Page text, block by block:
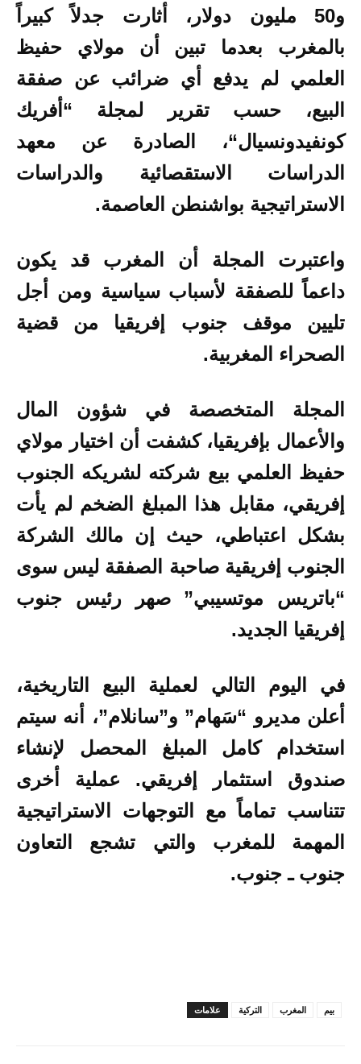
و50 مليون دولار، أثارت جدلاً كبيراً
بالمغرب بعدما تبين أن مولاي حفيظ
العلمي لم يدفع أي ضرائب عن صفقة
البيع، حسب تقرير لمجلة “أفريك
كونفيدونسيال“، الصادرة عن معهد
الدراسات الاستقصائية والدراسات
الاستراتيجية بواشنطن العاصمة.
واعتبرت المجلة أن المغرب قد يكون
داعماً للصفقة لأسباب سياسية ومن أجل
تليين موقف جنوب إفريقيا من قضية
الصحراء المغربية.
المجلة المتخصصة في شؤون المال
والأعمال بإفريقيا، كشفت أن اختيار مولاي
حفيظ العلمي بيع شركته لشريكه الجنوب
إفريقي، مقابل هذا المبلغ الضخم لم يأت
بشكل اعتباطي، حيث إن مالك الشركة
الجنوب إفريقية صاحبة الصفقة ليس سوى
“باتريس موتسيبي” صهر رئيس جنوب
إفريقيا الجديد.
في اليوم التالي لعملية البيع التاريخية،
أعلن مديرو “سَهام” و”سانلام”، أنه سيتم
استخدام كامل المبلغ المحصل لإنشاء
صندوق استثمار إفريقي. عملية أخرى
تتناسب تماماً مع التوجهات الاستراتيجية
المهمة للمغرب والتي تشجع التعاون
جنوب ـ جنوب.
علامات التركية المغرب بيم